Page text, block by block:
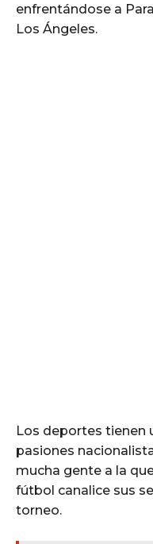
enfrentándose a
Los Ángeles.
Los deportes tienen
pasiones
mucha gente a la
fútbol canalice sus
torneo.